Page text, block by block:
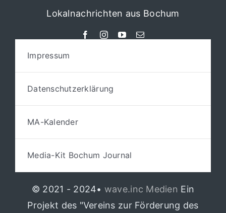
Lokalnachrichten aus Bochum
Impressum
Datenschutzerklärung
MA-Kalender
Media-Kit Bochum Journal
© 2021 - 2024• wave.inc Medien Ein
Projekt des "Vereins zur Förderung des